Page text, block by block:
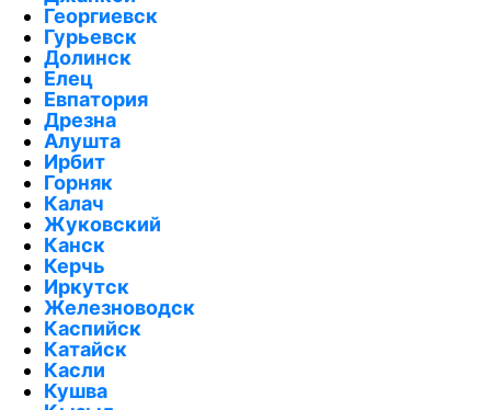
Георгиевск
Гурьевск
Долинск
Елец
Евпатория
Дрезна
Алушта
Ирбит
Горняк
Калач
Жуковский
Канск
Керчь
Иркутск
Железноводск
Каспийск
Катайск
Касли
Кушва